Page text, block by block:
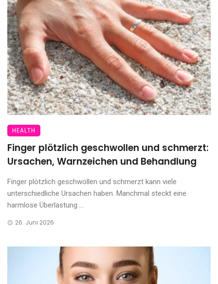
HEALTH
Finger plötzlich geschwollen und schmerzt:
Ursachen, Warnzeichen und Behandlung
Finger plötzlich geschwollen und schmerzt kann viele
unterschiedliche Ursachen haben. Manchmal steckt eine
harmlose Überlastung ...
26. Juni 2026